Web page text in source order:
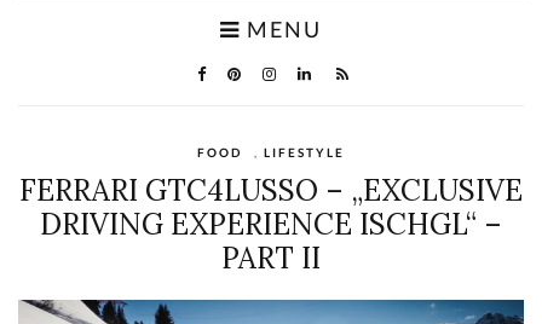
MENU
FOOD LIFESTYLE
FERRARI GTC4LUSSO – „EXCLUSIVE
DRIVING EXPERIENCE ISCHGL“ –
PART II